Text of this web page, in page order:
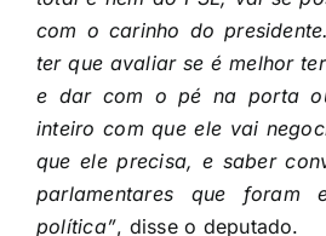
com o carinho do
ter que avaliar se é melhor
e dar com o pé na porta
inteiro com que ele vai
que ele precisa, e saber
parlamentares que foram
política”, disse o deputado.